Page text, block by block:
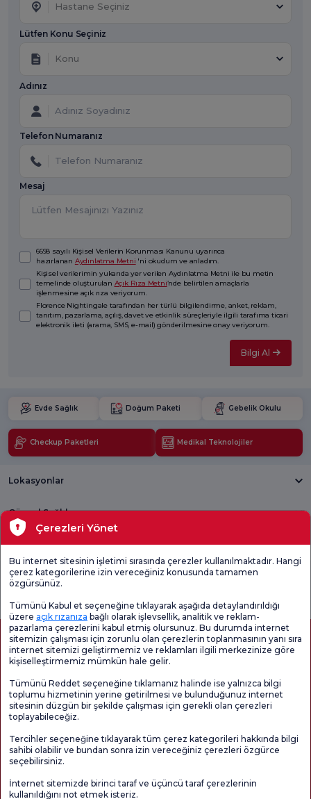
Hastane Seçiniz
Lütfen Konu Seçiniz
Konu
Adınız
Telefon Numaranız
Mesaj
6698 sayılı Kişisel Verilerin Korunması Kanunu uyarınca
hazırlanan Aydınlatma Metni 'ni okudum ve anladım.
Kişisel verilerimin yukarıda yer verilen Aydınlatma Metni ile bu metin
temelinde oluşturulan Açık Rıza Metni’nde belirtilen amaçlarla
işlenmesine açık rıza veriyorum.
Florence Nightingale tarafından her türlü bilgilendirme, anket, reklam,
tanıtım, pazarlama, açılış, davet ve etkinlik süreçleriyle ilgili tarafıma ticari
elektronik ileti (arama, SMS, e-mail) gönderilmesine onay veriyorum.
Bilgi Al
Evde Sağlık Doğum Paketi Gebelik Okulu
Checkup Paketleri Medikal Teknolojiler
Lokasyonlar
Güncel Sağlık
Tıbbi Birimler
Genel
Memnuniyet
Sayfa içeriği sadece bilgilendirme amaçlıdır. Tanı ve tedavi için mutlaka
doktorunuza başvurunuz.
@2026 Grup Florence Nightingale Hastaneleri
Çerezleri Yönet
Bu internet sitesinin işletimi sırasında çerezler kullanılmaktadır. Hangi
çerez kategorilerine izin vereceğiniz konusunda tamamen
özgürsünüz.
Tümünü Kabul et seçeneğine tıklayarak aşağıda detaylandırıldığı
üzere açık rızanıza bağlı olarak işlevsellik, analitik ve reklam-
pazarlama çerezlerini kabul etmiş olursunuz. Bu durumda internet
sitemizin çalışması için zorunlu olan çerezlerin toplanmasının yanı sıra
internet sitemizi geliştirmemiz ve reklamları ilgili merkezinize göre
kişiselleştirmemiz mümkün hale gelir.
Tümünü Reddet seçeneğine tıklamanız halinde ise yalnızca bilgi
toplumu hizmetinin yerine getirilmesi ve bulunduğunuz internet
sitesinin düzgün bir şekilde çalışması için gerekli olan çerezleri
toplayabileceğiz.
Tercihler seçeneğine tıklayarak tüm çerez kategorileri hakkında bilgi
sahibi olabilir ve bundan sonra izin vereceğiniz çerezleri özgürce
seçebilirsiniz.
İnternet sitemizde birinci taraf ve üçüncü taraf çerezlerinin
kullanıldığını not etmek isteriz.